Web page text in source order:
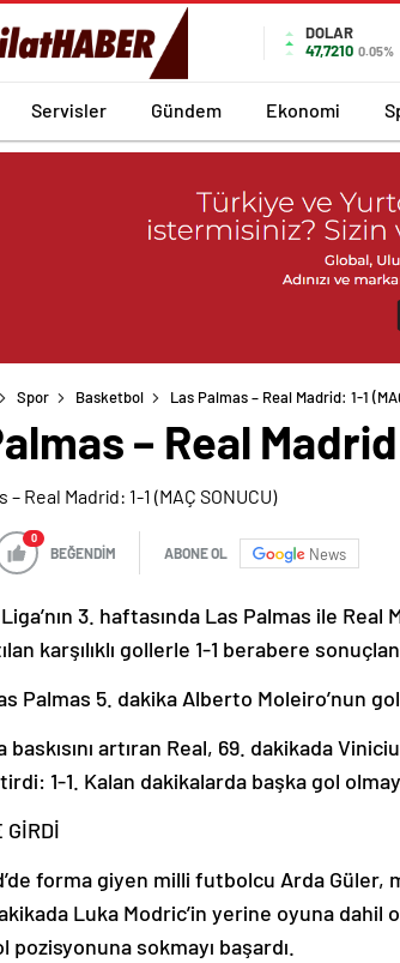
DOLAR
47,7210 0.05%
Servisler Gündem Ekonomi
Spor Basketbol Las Palmas – Real Madrid: 1-1
– Real
0
BEĞENDİM ABONE OL News
3. haftasında Las Palmas ile
karşılıklı gollerle 1-1 berabere
Palmas 5. dakika Alberto Moleiro’nun
baskısını artıran Real, 69. dakikada
1-1. Kalan dakikalarda başka gol
GİRDİ
forma giyen milli futbolcu Arda Güler,
Luka Modric’in yerine oyuna
pozisyonuna sokmayı başardı.